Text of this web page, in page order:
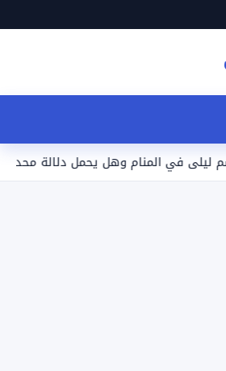
في المنام وهل يحمل دلالة محددة؟